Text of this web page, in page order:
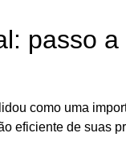
passo
como uma
eficiente de suas